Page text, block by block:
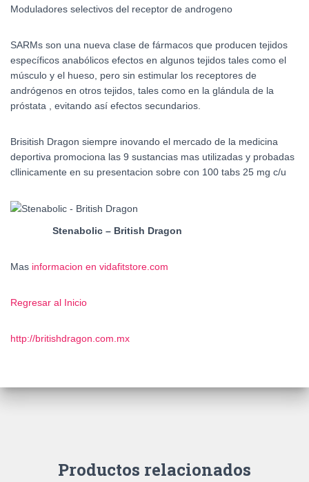
Moduladores selectivos del receptor de androgeno
SARMs son una nueva clase de fármacos que producen tejidos
específicos anabólicos efectos en algunos tejidos tales como el
músculo y el hueso, pero sin estimular los receptores de
andrógenos en otros tejidos, tales como en la glándula de la
próstata , evitando así efectos secundarios.
Brisitish Dragon siempre inovando el mercado de la medicina
deportiva promociona las 9 sustancias mas utilizadas y probadas
cllinicamente en su presentacion sobre con 100 tabs 25 mg c/u
Stenabolic – British Dragon
Mas informacion en vidafitstore.com
Regresar al Inicio
http://britishdragon.com.mx
Productos relacionados